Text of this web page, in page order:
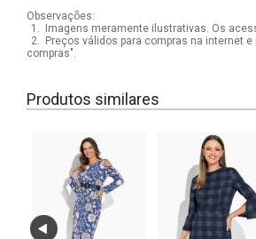
Observações:
1.
Imagens meramente ilustrativas. Os
2.
Preços válidos para compras na internet
compras".
Produtos similares